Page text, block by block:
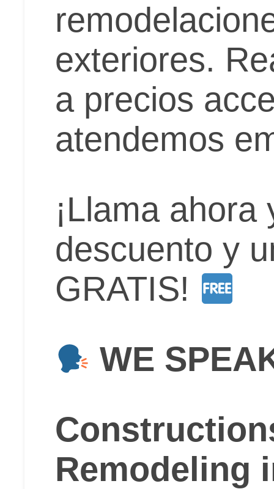
exteriores.
a precios
atendemos
¡Llama
descuento y
GRATIS!
WE
Remodeling